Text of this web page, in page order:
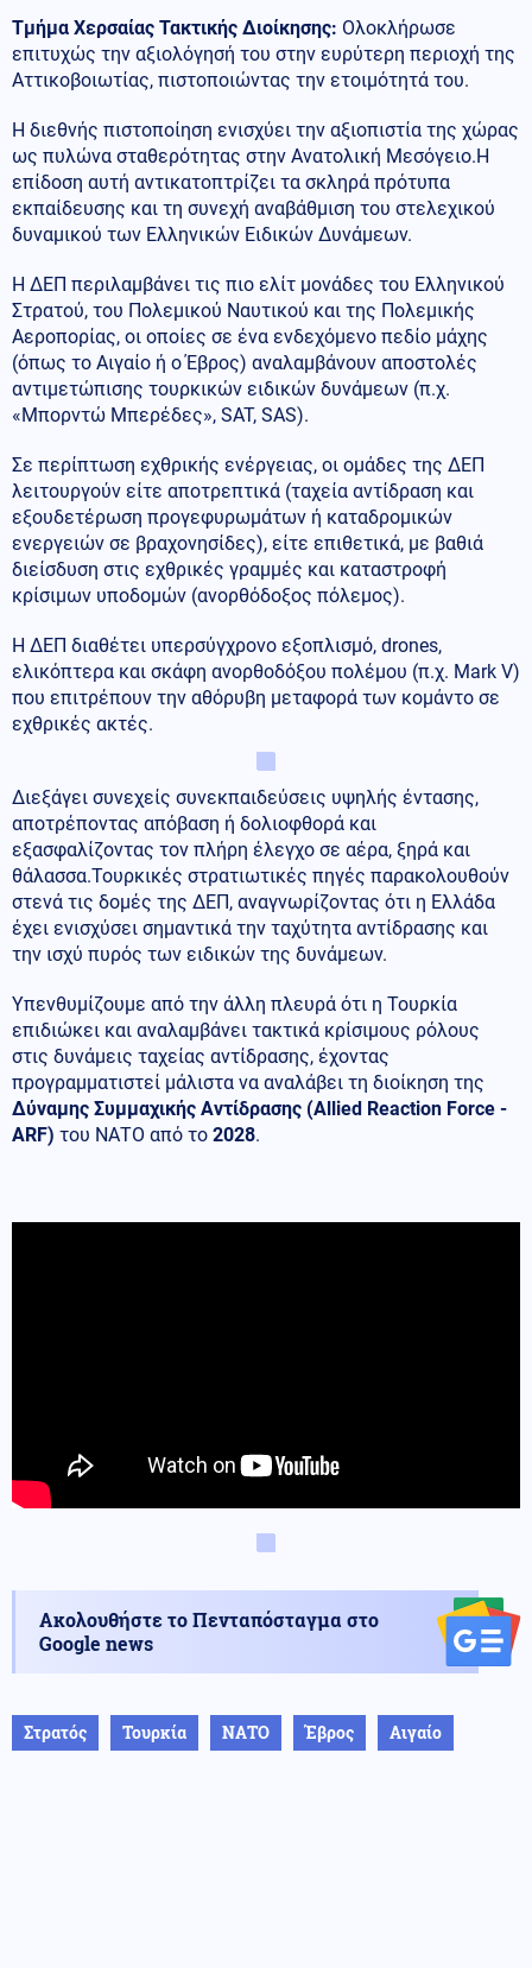
Τμήμα Χερσαίας Τακτικής Διοίκησης: Ολοκλήρωσε
επιτυχώς την αξιολόγησή του στην ευρύτερη περιοχή της
Αττικοβοιωτίας, πιστοποιώντας την ετοιμότητά του.
Η διεθνής πιστοποίηση ενισχύει την αξιοπιστία της χώρας
ως πυλώνα σταθερότητας στην Ανατολική Μεσόγειο.Η
επίδοση αυτή αντικατοπτρίζει τα σκληρά πρότυπα
εκπαίδευσης και τη συνεχή αναβάθμιση του στελεχικού
δυναμικού των Ελληνικών Ειδικών Δυνάμεων.
Η ΔΕΠ περιλαμβάνει τις πιο ελίτ μονάδες του Ελληνικού
Στρατού, του Πολεμικού Ναυτικού και της Πολεμικής
Αεροπορίας, οι οποίες σε ένα ενδεχόμενο πεδίο μάχης
(όπως το Αιγαίο ή ο Έβρος) αναλαμβάνουν αποστολές
αντιμετώπισης τουρκικών ειδικών δυνάμεων (π.χ.
«Μπορντώ Μπερέδες», SAT, SAS).
Σε περίπτωση εχθρικής ενέργειας, οι ομάδες της ΔΕΠ
λειτουργούν είτε αποτρεπτικά (ταχεία αντίδραση και
εξουδετέρωση προγεφυρωμάτων ή καταδρομικών
ενεργειών σε βραχονησίδες), είτε επιθετικά, με βαθιά
διείσδυση στις εχθρικές γραμμές και καταστροφή
κρίσιμων υποδομών (ανορθόδοξος πόλεμος).
Η ΔΕΠ διαθέτει υπερσύγχρονο εξοπλισμό, drones,
ελικόπτερα και σκάφη ανορθοδόξου πολέμου (π.χ. Mark V)
που επιτρέπουν την αθόρυβη μεταφορά των κομάντο σε
εχθρικές ακτές.
Διεξάγει συνεχείς συνεκπαιδεύσεις υψηλής έντασης,
αποτρέποντας απόβαση ή δολιοφθορά και
εξασφαλίζοντας τον πλήρη έλεγχο σε αέρα, ξηρά και
θάλασσα.Τουρκικές στρατιωτικές πηγές παρακολουθούν
στενά τις δομές της ΔΕΠ, αναγνωρίζοντας ότι η Ελλάδα
έχει ενισχύσει σημαντικά την ταχύτητα αντίδρασης και
την ισχύ πυρός των ειδικών της δυνάμεων.
Υπενθυμίζουμε από την άλλη πλευρά ότι η Τουρκία
επιδιώκει και αναλαμβάνει τακτικά κρίσιμους ρόλους
στις δυνάμεις ταχείας αντίδρασης, έχοντας
προγραμματιστεί μάλιστα να αναλάβει τη διοίκηση της
Δύναμης Συμμαχικής Αντίδρασης (Allied Reaction Force -
ARF) του ΝΑΤΟ από το 2028.
Ακολουθήστε το Πενταπόσταγμα στο
Google news
Στρατός Τουρκία ΝΑΤΟ Έβρος Αιγαίο